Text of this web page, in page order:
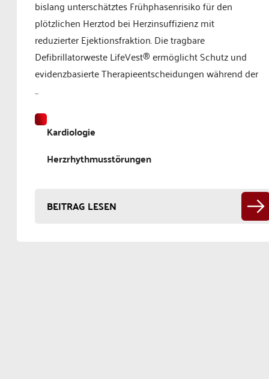
bislang unterschätztes Frühphasenrisiko für den
plötzlichen Herztod bei Herzinsuffizienz mit
reduzierter Ejektionsfraktion. Die tragbare
Defibrillatorweste LifeVest® ermöglicht Schutz und
evidenzbasierte Therapieentscheidungen während der
...
Kardiologie
Herzrhythmusstörungen
BEITRAG LESEN